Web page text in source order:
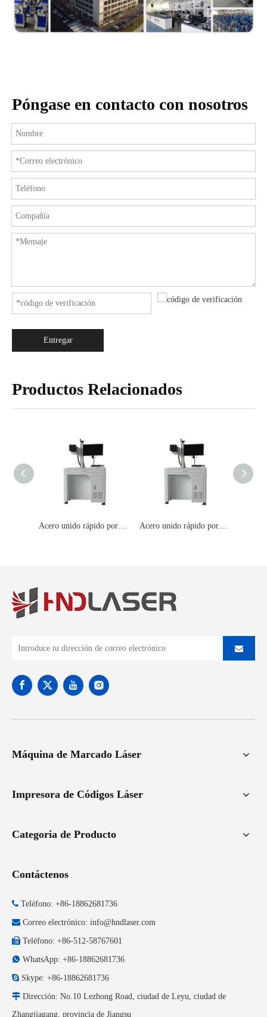
Póngase en contacto con nosotros
Entregar
Productos Relacionados
Acero unido rápido portátil de la máquina de la marca del laser del CO2 de la precisión micromática multi de AXIS Acero unido rápido portátil de la máquina de la marca del laser del CO2 de la precisión micromática multi de AXIS
Máquina de Marcado Láser
Impresora de Códigos Láser
Categoria de Producto
Contáctenos
 Teléfono: +86-18862681736
 Correo electrónico: info@hndlaser.com
 Teléfono: +86-512-58767601
 WhatsApp: +86-18862681736
 Skype: +86-18862681736
 Dirección: No.10 Lezhong Road, ciudad de Leyu, ciudad de
Zhangjiagang, provincia de Jiangsu